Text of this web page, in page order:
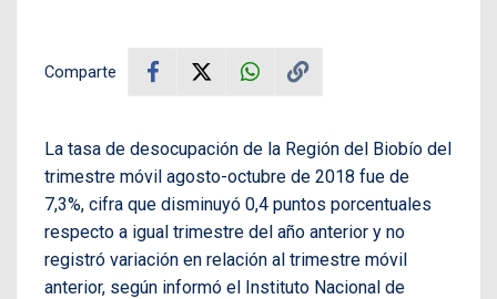
Comparte
La tasa de desocupación de la Región del Biobío del
trimestre móvil agosto-octubre de 2018 fue de
7,3%, cifra que disminuyó 0,4 puntos porcentuales
respecto a igual trimestre del año anterior y no
registró variación en relación al trimestre móvil
anterior, según informó el Instituto Nacional de